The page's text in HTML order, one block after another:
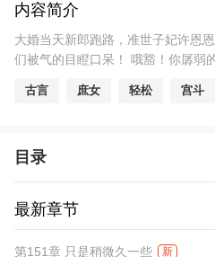
内容简介
大婚当天新郎跑路，准世子妃许恩
们被气的目瞪口呆！ 哦豁！你孱弱
古言 庶女 轻松 宫斗
目录
最新章节
第151章 只是稍微久一些 新